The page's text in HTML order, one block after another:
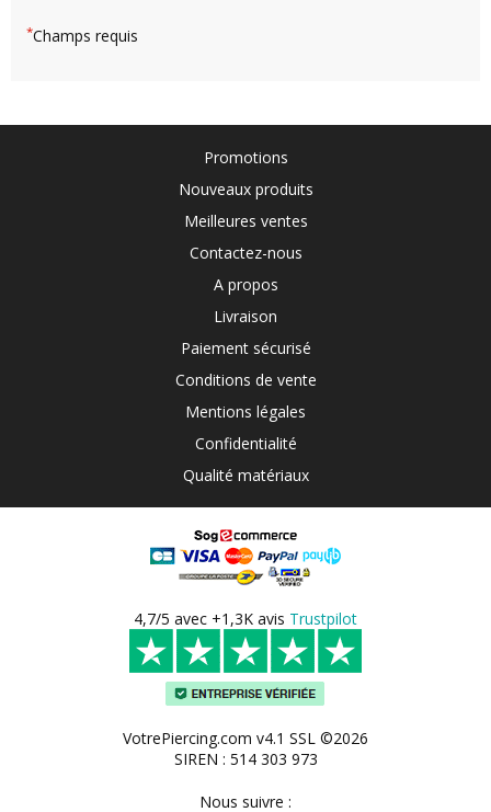
*Champs requis
Promotions
Nouveaux produits
Meilleures ventes
Contactez-nous
A propos
Livraison
Paiement sécurisé
Conditions de vente
Mentions légales
Confidentialité
Qualité matériaux
4,7/5 avec +1,3K avis Trustpilot
VotrePiercing.com v4.1 SSL ©2026
SIREN : 514 303 973
Nous suivre :